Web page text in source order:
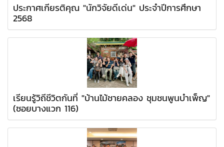
ประกาศเกียรติคุณ "นักวิจัยดีเด่น" ประจำปีการศึกษา
2568
เรียนรู้วิถีชีวิตกันที่ "บ้านไม้ชายคลอง ชุมชนพูนบำเพ็ญ"
(ซอยบางแวก 116)